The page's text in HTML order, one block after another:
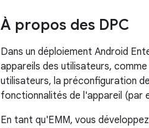
À propos des DPC
Dans un déploiement Android
appareils des utilisateurs,
utilisateurs, la préconfiguration
fonctionnalités de l'appareil (par
En tant qu'EMM, vous